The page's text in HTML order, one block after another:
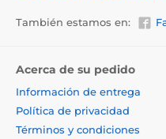
También estamos en:
Acerca de su pedido
Información de entrega
Política de privacidad
Términos y condiciones